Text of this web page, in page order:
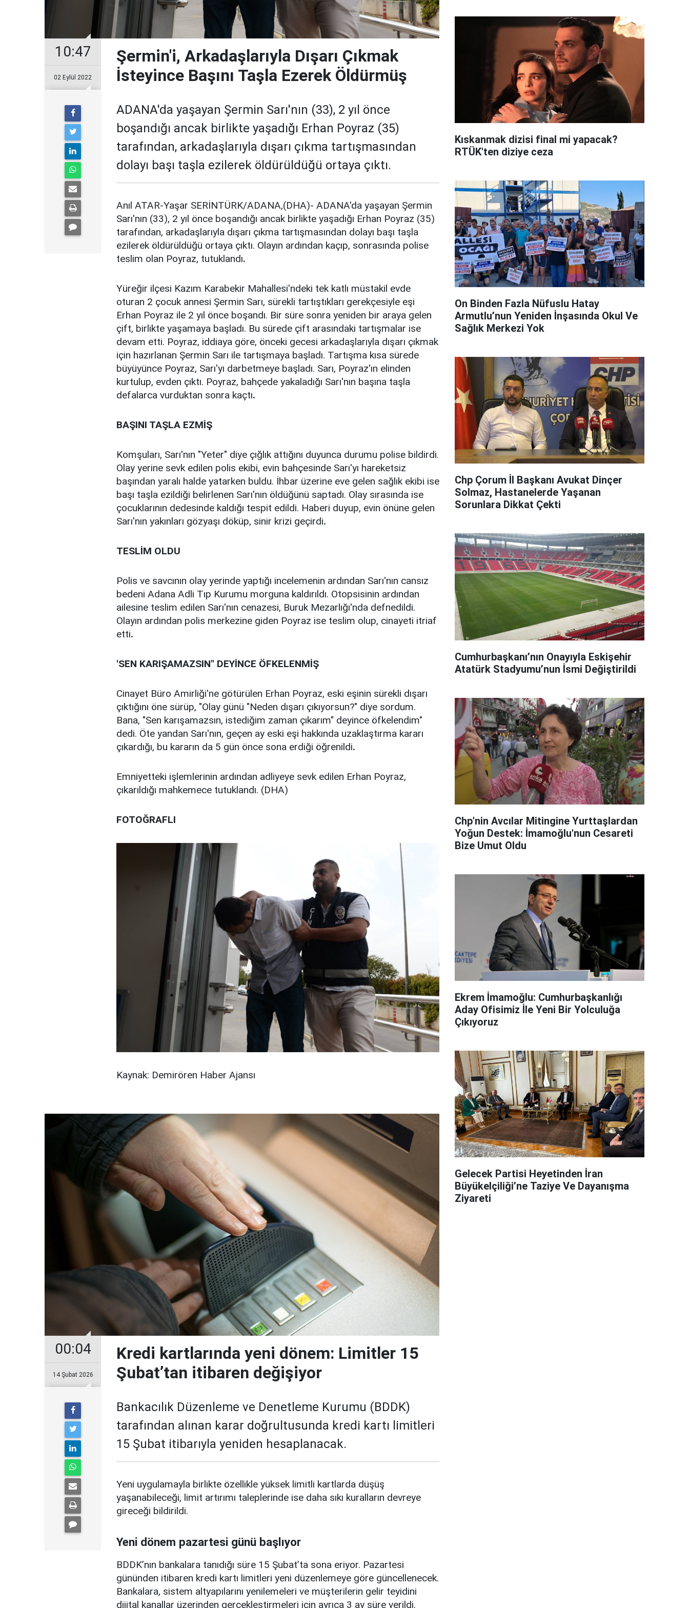
10:47
02 Eylül 2022
Şermin'i, Arkadaşlarıyla Dışarı Çıkmak
İsteyince Başını Taşla Ezerek Öldürmüş
ADANA'da yaşayan Şermin Sarı'nın (33), 2 yıl önce
boşandığı ancak birlikte yaşadığı Erhan Poyraz (35)
tarafından, arkadaşlarıyla dışarı çıkma tartışmasından
dolayı başı taşla ezilerek öldürüldüğü ortaya çıktı.
Anıl ATAR-Yaşar SERİNTÜRK/ADANA,(DHA)- ADANA'da yaşayan Şermin
Sarı'nın (33), 2 yıl önce boşandığı ancak birlikte yaşadığı Erhan Poyraz (35)
tarafından, arkadaşlarıyla dışarı çıkma tartışmasından dolayı başı taşla
ezilerek öldürüldüğü ortaya çıktı. Olayın ardından kaçıp, sonrasında polise
teslim olan Poyraz, tutuklandı.
Yüreğir ilçesi Kazım Karabekir Mahallesi'ndeki tek katlı müstakil evde
oturan 2 çocuk annesi Şermin Sarı, sürekli tartıştıkları gerekçesiyle eşi
Erhan Poyraz ile 2 yıl önce boşandı. Bir süre sonra yeniden bir araya gelen
çift, birlikte yaşamaya başladı. Bu sürede çift arasındaki tartışmalar ise
devam etti. Poyraz, iddiaya göre, önceki gecesi arkadaşlarıyla dışarı çıkmak
için hazırlanan Şermin Sarı ile tartışmaya başladı. Tartışma kısa sürede
büyüyünce Poyraz, Sarı'yı darbetmeye başladı. Sarı, Poyraz'ın elinden
kurtulup, evden çıktı. Poyraz, bahçede yakaladığı Sarı'nın başına taşla
defalarca vurduktan sonra kaçtı.
BAŞINI TAŞLA EZMİŞ
Komşuları, Sarı'nın "Yeter" diye çığlık attığını duyunca durumu polise bildirdi.
Olay yerine sevk edilen polis ekibi, evin bahçesinde Sarı'yı hareketsiz
başından yaralı halde yatarken buldu. İhbar üzerine eve gelen sağlık ekibi ise
başı taşla ezildiği belirlenen Sarı'nın öldüğünü saptadı. Olay sırasında ise
çocuklarının dedesinde kaldığı tespit edildi. Haberi duyup, evin önüne gelen
Sarı'nın yakınları gözyaşı döküp, sinir krizi geçirdi.
TESLİM OLDU
Polis ve savcının olay yerinde yaptığı incelemenin ardından Sarı'nın cansız
bedeni Adana Adli Tıp Kurumu morguna kaldırıldı. Otopsisinin ardından
ailesine teslim edilen Sarı'nın cenazesi, Buruk Mezarlığı'nda defnedildi.
Olayın ardından polis merkezine giden Poyraz ise teslim olup, cinayeti itriaf
etti.
'SEN KARIŞAMAZSIN" DEYİNCE ÖFKELENMİŞ
Cinayet Büro Amirliği'ne götürülen Erhan Poyraz, eski eşinin sürekli dışarı
çıktığını öne sürüp, "Olay günü "Neden dışarı çıkıyorsun?" diye sordum.
Bana, "Sen karışamazsın, istediğim zaman çıkarım" deyince öfkelendim"
dedi. Öte yandan Sarı'nın, geçen ay eski eşi hakkında uzaklaştırma kararı
çıkardığı, bu kararın da 5 gün önce sona erdiği öğrenildi.
Emniyetteki işlemlerinin ardından adliyeye sevk edilen Erhan Poyraz,
çıkarıldığı mahkemece tutuklandı. (DHA)
FOTOĞRAFLI
Kaynak: Demirören Haber Ajansı
00:04
14 Şubat 2026
Kredi kartlarında yeni dönem: Limitler 15
Şubat’tan itibaren değişiyor
Bankacılık Düzenleme ve Denetleme Kurumu (BDDK)
tarafından alınan karar doğrultusunda kredi kartı limitleri
15 Şubat itibarıyla yeniden hesaplanacak.
Yeni uygulamayla birlikte özellikle yüksek limitli kartlarda düşüş
yaşanabileceği, limit artırımı taleplerinde ise daha sıkı kuralların devreye
gireceği bildirildi.
Yeni dönem pazartesi günü başlıyor
BDDK’nın bankalara tanıdığı süre 15 Şubat’ta sona eriyor. Pazartesi
gününden itibaren kredi kartı limitleri yeni düzenlemeye göre güncellenecek.
Bankalara, sistem altyapılarını yenilemeleri ve müşterilerin gelir teyidini
dijital kanallar üzerinden gerçekleştirmeleri için ayrıca 3 ay süre verildi.
Kıskanmak dizisi final mi yapacak?
RTÜK'ten diziye ceza
On Binden Fazla Nüfuslu Hatay
Armutlu’nun Yeniden İnşasında Okul Ve
Sağlık Merkezi Yok
Chp Çorum İl Başkanı Avukat Dinçer
Solmaz, Hastanelerde Yaşanan
Sorunlara Dikkat Çekti
Cumhurbaşkanı’nın Onayıyla Eskişehir
Atatürk Stadyumu’nun İsmi Değiştirildi
Chp'nin Avcılar Mitingine Yurttaşlardan
Yoğun Destek: İmamoğlu'nun Cesareti
Bize Umut Oldu
Ekrem İmamoğlu: Cumhurbaşkanlığı
Aday Ofisimiz İle Yeni Bir Yolculuğa
Çıkıyoruz
Gelecek Partisi Heyetinden İran
Büyükelçiliği’ne Taziye Ve Dayanışma
Ziyareti